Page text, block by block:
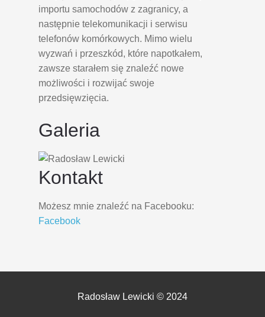
importu samochodów z zagranicy, a
następnie telekomunikacji i serwisu
telefonów komórkowych. Mimo wielu
wyzwań i przeszkód, które napotkałem,
zawsze starałem się znaleźć nowe
możliwości i rozwijać swoje
przedsięwzięcia.
Galeria
Kontakt
Możesz mnie znaleźć na Facebooku:
Facebook
Radosław Lewicki © 2024